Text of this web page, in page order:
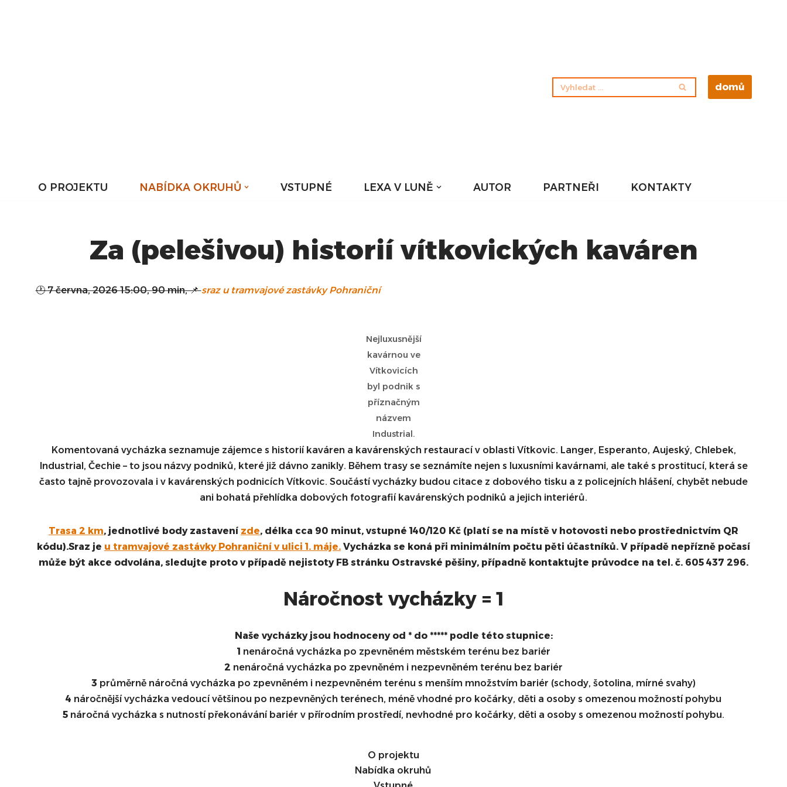
domů
O PROJEKTU NABÍDKA OKRUHŮ VSTUPNÉ LEXA V LUNĚ AUTOR PARTNEŘI KONTAKTY
Za (pelešivou) historií vítkovických kaváren
🕐7 června, 2026 15:00,90 min, 📌sraz u tramvajové zastávky Pohraniční
Nejluxusnější
kavárnou ve
Vítkovicích
byl podnik s
příznačným
názvem
Industrial.
Komentovaná vycházka seznamuje zájemce s historií kaváren a kavárenských restaurací v oblasti Vítkovic. Langer, Esperanto, Aujeský, Chlebek,
Industrial, Čechie – to jsou názvy podniků, které již dávno zanikly. Během trasy se seznámíte nejen s luxusními kavárnami, ale také s prostitucí, která se
často tajně provozovala i v kavárenských podnicích Vítkovic. Součástí vycházky budou citace z dobového tisku a z policejních hlášení, chybět nebude
ani bohatá přehlídka dobových fotografií kavárenských podniků a jejich interiérů.
Trasa 2 km, jednotlivé body zastavení zde, délka cca 90 minut, vstupné 140/120 Kč (platí se na místě v hotovosti nebo prostřednictvím QR
kódu).Sraz je u tramvajové zastávky Pohraniční v ulici 1. máje. Vycházka se koná při minimálním počtu pěti účastníků. V případě nepřízně počasí
může být akce odvolána, sledujte proto v případě nejistoty FB stránku Ostravské pěšiny, případně kontaktujte průvodce na tel. č. 605 437 296.
Náročnost vycházky = 1
Naše vycházky jsou hodnoceny od * do ***** podle této stupnice:
1 nenáročná vycházka po zpevněném městském terénu bez bariér
2 nenáročná vycházka po zpevněném i nezpevněném terénu bez bariér
3 průměrně náročná vycházka po zpevněném i nezpevněném terénu s menším množstvím bariér (schody, šotolina, mírné svahy)
4 náročnější vycházka vedoucí většinou po nezpevněných terénech, méně vhodné pro kočárky, děti a osoby s omezenou možností pohybu
5 náročná vycházka s nutností překonávání bariér v přírodním prostředí, nevhodné pro kočárky, děti a osoby s omezenou možností pohybu.
O projektu
Nabídka okruhů